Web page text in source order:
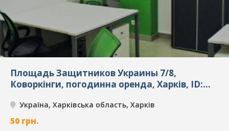
Площадь Защитников Украины 7/8,
Коворкінги, погодинна оренда, Харків, ID:
Україна, Харківська область, Харків
50 грн.